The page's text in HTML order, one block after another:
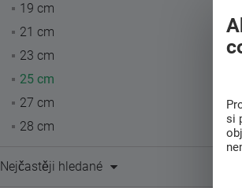
19 cm
21 cm
23 cm
25 cm
27 cm
28 cm
Nejčastěji hledané
si